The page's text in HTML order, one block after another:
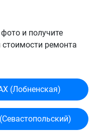
и получите
ремонта
(Лобненская)